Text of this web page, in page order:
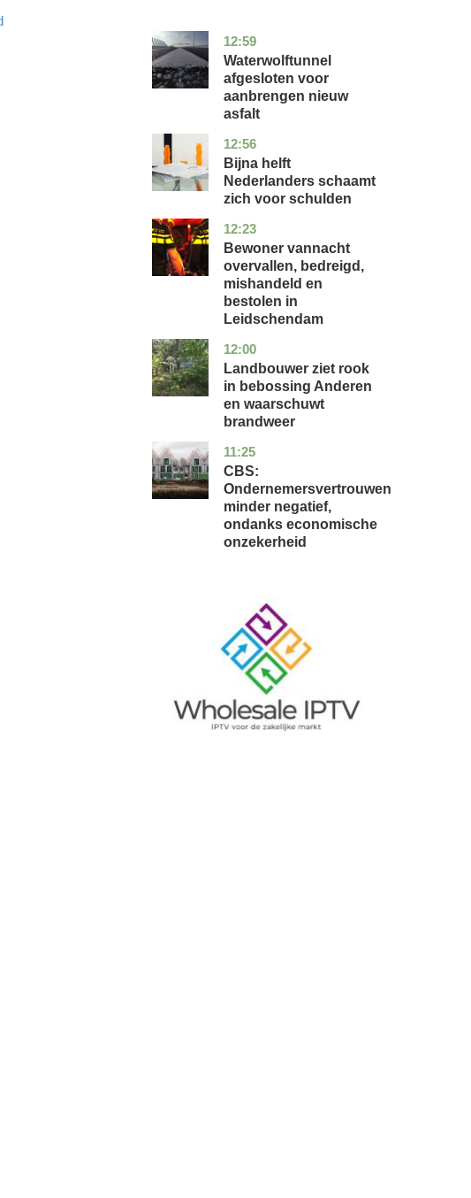
12:59
noord-
holland
nieuws
Waterwolftunnel
afgesloten voor
aanbrengen nieuw
asfalt
12:56
noord-
holland
economie
Bijna helft
Nederlanders schaamt
zich voor schulden
12:23
zuid-
holland
nieuws
Bewoner vannacht
overvallen, bedreigd,
mishandeld en
bestolen in
Leidschendam
12:00
drenthe
nieuws
Landbouwer ziet rook
in bebossing Anderen
en waarschuwt
brandweer
11:25
zuid-
holland
economie
CBS:
Ondernemersvertrouwen
minder negatief,
ondanks economische
onzekerheid